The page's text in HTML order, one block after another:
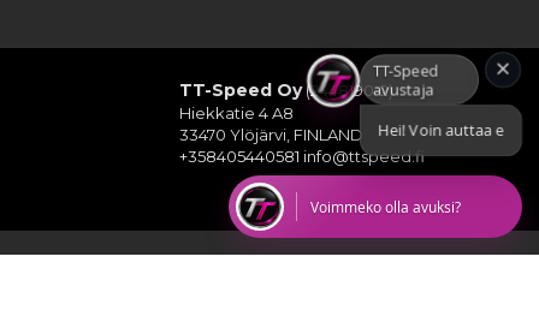
TT-Speed Oy(2448190-2)
Hiekkatie 4 A8
33470 Ylöjärvi, FINLAND
+358405440581 info@ttspeed.fi
TT-Speed avustaja
Hei! Voin auttaa etsimään TT-Sp
×
Voimmeko olla avuksi?